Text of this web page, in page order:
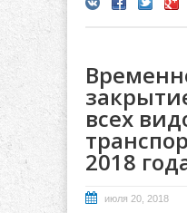
всех
2018
июля 20, 2018